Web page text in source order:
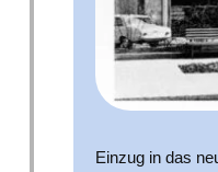
Einzug in das